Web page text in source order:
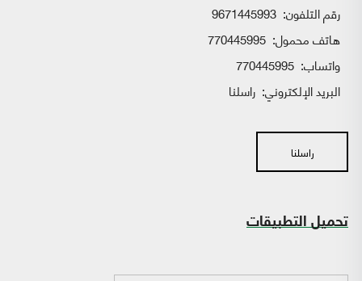
رقم التلفون: 9671445993
هاتف محمول: 770445995
واتساب:
البريد الإلكتروني: راسلنا
راسلنا
تحميل التطبيقات